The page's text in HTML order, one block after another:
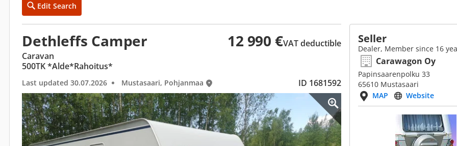
Edit Search
Dethleffs Camper 12 990 €VAT deductible
Caravan
500TK *Alde*Rahoitus*
Last updated 30.07.2026 Mustasaari, Pohjanmaa ID 1681592
Seller
Dealer, Member since 16
Carawagon Oy
Papinsaarenpolku 33
65610 Mustasaari
MAP
Website